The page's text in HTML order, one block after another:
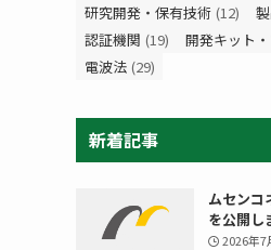
研究開発・保有技術 (12)
認証機関 (19) 開発キット
電波法 (29)
新着記事
ムセンコ
を公開し
2026年7